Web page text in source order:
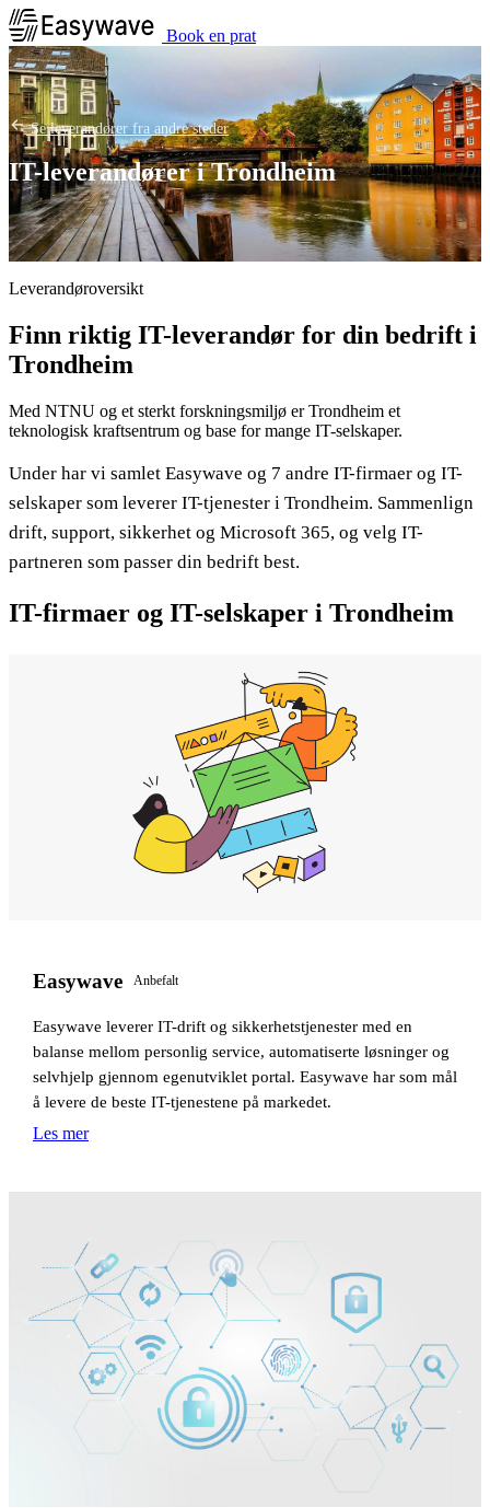
Book en prat
Se leverandører fra andre steder
IT-leverandører i Trondheim
Leverandøroversikt
Finn riktig IT-leverandør for din bedrift i
Trondheim
Med NTNU og et sterkt forskningsmiljø er Trondheim et
teknologisk kraftsentrum og base for mange IT-selskaper.
Under har vi samlet Easywave og 7 andre IT-firmaer og IT-
selskaper som leverer IT-tjenester i Trondheim. Sammenlign
drift, support, sikkerhet og Microsoft 365, og velg IT-
partneren som passer din bedrift best.
IT-firmaer og IT-selskaper i Trondheim
Easywave Anbefalt
Easywave leverer IT-drift og sikkerhetstjenester med en
balanse mellom personlig service, automatiserte løsninger og
selvhjelp gjennom egenutviklet portal. Easywave har som mål
å levere de beste IT-tjenestene på markedet.
Les mer